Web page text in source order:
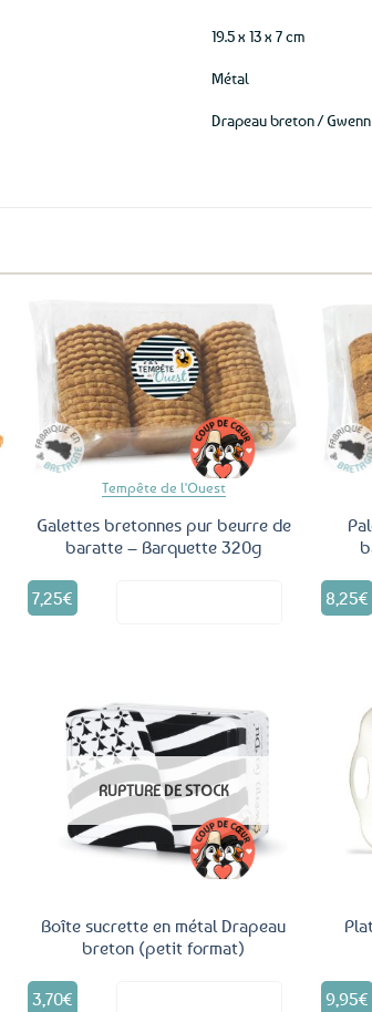
19.5 x 13 x 7 cm
Métal
Drapeau breton /
Ajouter
aux
favoris
Tempête de l'Ouest
Galettes bretonnes pur beurre de
baratte – Barquette 320g
7,25€ 8,25€
Ajouter
aux
favoris
RUPTURE DE STOCK
Boîte sucrette en métal Drapeau
breton (petit format)
3,70€ 9,95€